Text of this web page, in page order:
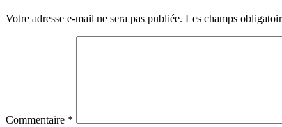
Votre adresse e-mail ne sera pas publiée. Les champs
Commentaire *